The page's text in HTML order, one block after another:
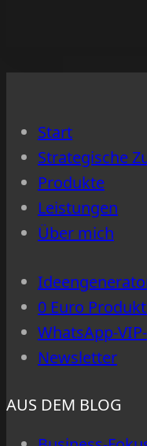
Start
Strategische
Produkte
Leistungen
Über mich
0 Euro
WhatsApp-
Newsletter
AUS DEM BLOG